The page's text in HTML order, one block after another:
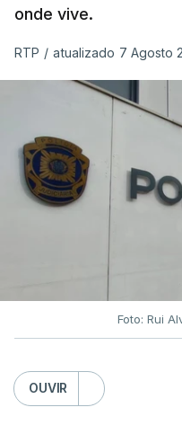
onde vive.
RTP / atualizado 7 Agosto
Foto: Rui
OUVIR